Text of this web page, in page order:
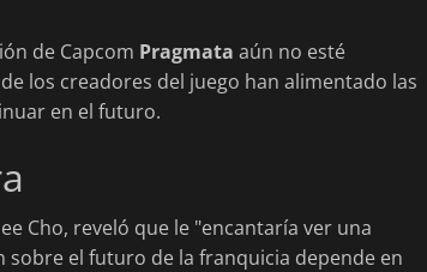
de Capcom Pragmata aún no esté
los creadores del juego han alimentado las
en el futuro.
Cho, reveló que le "encantaría ver una
el futuro de la franquicia depende en